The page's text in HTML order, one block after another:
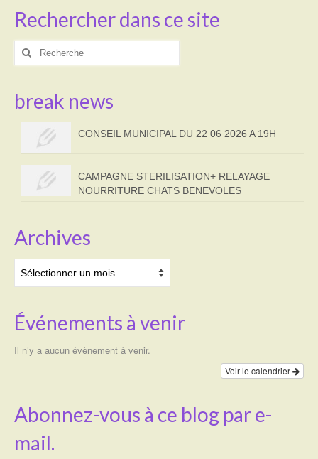
Rechercher dans ce site
Rechercher
break news
CONSEIL MUNICIPAL DU 22 06 2026 A 19H
CAMPAGNE STERILISATION+ RELAYAGE
NOURRITURE CHATS BENEVOLES
Archives
Événements à venir
Il n’y a aucun évènement à venir.
Voir le calendrier
Abonnez-vous à ce blog par e-
mail.